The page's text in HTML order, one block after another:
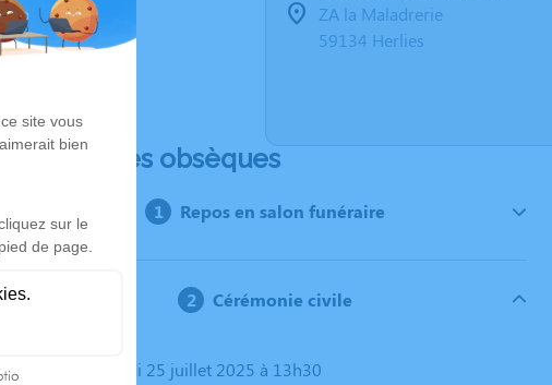
ZA la Maladrerie
59134 Herlies
Déroulé des obsèques
Repos en salon funéraire
Cérémonie civile
Le vendredi 25 juillet 2025 à 13h30